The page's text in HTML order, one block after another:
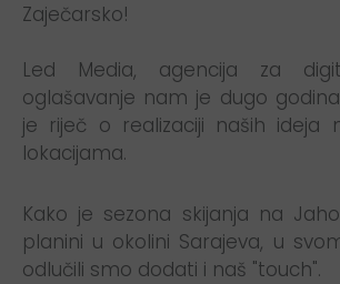
Zaječarsko!
Led Media, agencija za
oglašavanje nam je dugo
je riječ o realizaciji naših ideja
lokacijama.
Kako je sezona skijanja na
planini u okolini Sarajeva, u
odlučili smo dodati i naš "touch".